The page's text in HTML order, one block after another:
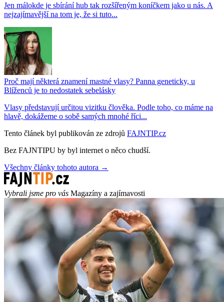
Jen málokde je sbírání hub tak rozšířeným koníčkem jako u nás. A
nejzajímavější na tom je, že si tuto...
Proč mají některá znamení mastné vlasy? Panna geneticky, u
Blíženců je to nedostatek sebelásky
Vlasy představují určitou vizitku člověka. Podle toho, co máme na
hlavě, dokážeme o sobě samých mnohé říci...
Tento článek byl publikován ze zdrojů FAJNTIP.cz
Bez FAJNTIPU by byl internet o něco chudší.
Všechny články tohoto autora →
Vybrali jsme pro vás Magazíny a zajímavosti